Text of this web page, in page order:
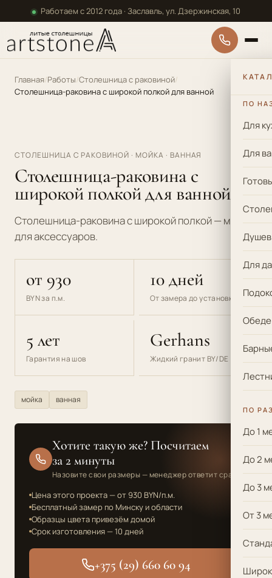
Перейти к основному содержанию
Работаем с 2012 года · Заславль, ул. Дзержинская, 10
ПО
Для
Для
Для
ПО
До 1
До 2
До 3
От 3
Главная Работы Столешница с раковиной
Столешница-раковина с широкой полкой для ванной
СТОЛЕШНИЦА С РАКОВИНОЙ · МОЙКА · ВАННАЯ
Столешница-раковина с
широкой полкой для ванной
Столешница-раковина с широкой полкой — место
для аксессуаров.
от 930
BYN за п.м.
10 дней
От замера до установки
5 лет
Гарантия на шов
Gerhans
Жидкий гранит BY/DE
мойка ванная
Хотите такую же? Посчитаем
за 2 минуты
Назовите свои размеры — менеджер ответит сразу
Цена этого проекта — от 930 BYN/п.м.
Бесплатный замер по Минску и области
Образцы цвета привезём домой
Срок изготовления — 10 дней
+375 (29) 660 60 94